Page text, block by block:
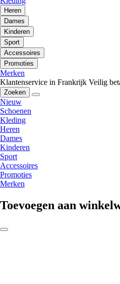
Heren
Dames
Kinderen
Sport
Accessoires
Promoties
Merken
Klantenservice in Frankrijk Veilig
Zoeken
Nieuw
Schoenen
Kleding
Heren
Dames
Kinderen
Sport
Accessoires
Promoties
Merken
Toevoegen aan